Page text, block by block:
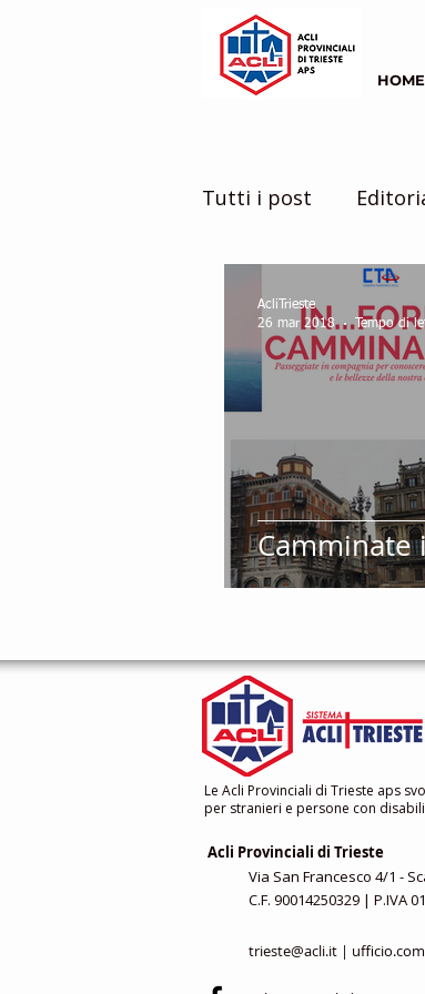
HOME
Tutti i post
il mondo intorno a
Camminate
AcliTrieste
26 mar 2018
Tempo di
Le Acli Provinciali di Trieste aps
per stranieri e persone con
Acli Provinciali di Trieste
Via San Francesco 4/1 -
C.F. 90014250329 | P.IVA
trieste@acli.it |